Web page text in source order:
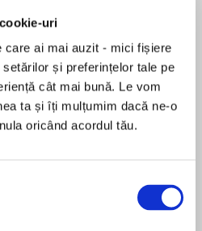
uri
care ai mai auzit - mici fișiere
și preferințelor tale pe
cât mai bună. Le vom
ta și îți mulțumim dacă ne-o
oricând acordul tău.
Harris nearly died—twice
being blown up by an
too great these days, but if